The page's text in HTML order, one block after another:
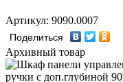
Артикул: 9090.0007
Поделиться
Архивный товар